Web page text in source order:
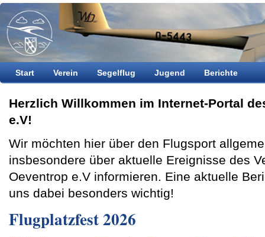
Start Verein Segelflug Jugend Berichte
Herzlich Willkommen im Internet-Portal
e.V!
Wir möchten hier über den Flugsport
insbesondere über aktuelle Ereignisse des
Oeventrop e.V informieren. Eine aktuelle
uns dabei besonders wichtig!
Flugplatzfest 2026